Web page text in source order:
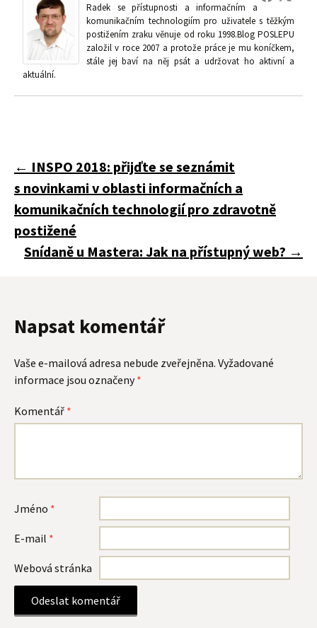
Radek se přístupnosti a informačním a
komunikačním technologiím pro uživatele s těžkým
postižením zraku věnuje od roku 1998.Blog POSLEPU
založil v roce 2007 a protože práce je mu koníčkem,
stále jej baví na něj psát a udržovat ho aktivní a
aktuální.
Navigace
pro
příspěvky
← INSPO 2018: přijďte se seznámit
s novinkami v oblasti informačních a
komunikačních technologií pro zdravotně
postižené
Snídaně u Mastera: Jak na přístupný web? →
Napsat komentář
Vaše e-mailová adresa nebude zveřejněna. Vyžadované
informace jsou označeny*
Komentář *
Jméno *
E-mail *
Webová stránka